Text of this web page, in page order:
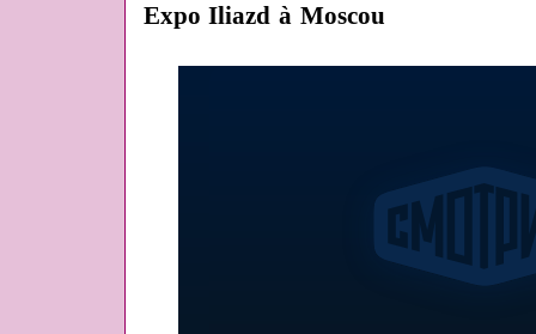
Expo Iliazd à Moscou